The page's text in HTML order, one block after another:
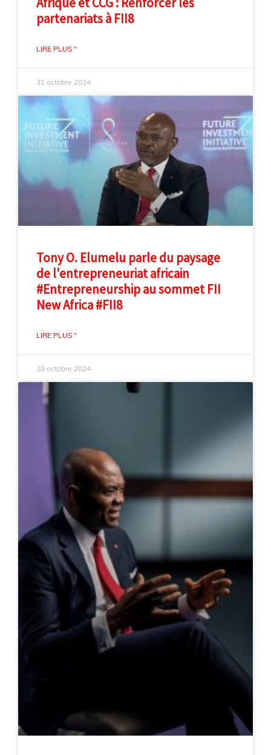
partenariats à FII8
LIRE PLUS "
31 octobre 2024
Tony O. Elumelu parle du paysage
de l'entrepreneuriat africain
#Entrepreneurship au sommet FII
New Africa #FII8
LIRE PLUS "
28 octobre 2024